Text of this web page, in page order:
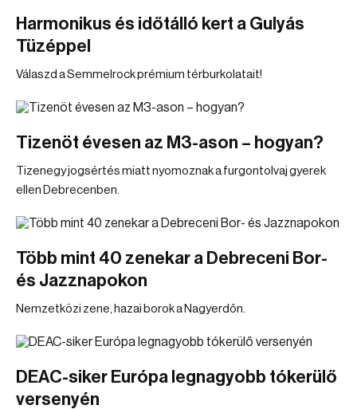
Harmonikus és időtálló kert a Gulyás
Tüzéppel
Válaszd a Semmelrock prémium térburkolatait!
Tizenöt évesen az M3-ason – hogyan?
Tizenegy jogsértés miatt nyomoznak a furgontolvaj gyerek
ellen Debrecenben.
Több mint 40 zenekar a Debreceni Bor-
és Jazznapokon
Nemzetközi zene, hazai borok a Nagyerdőn.
DEAC-siker Európa legnagyobb tókerülő
versenyén